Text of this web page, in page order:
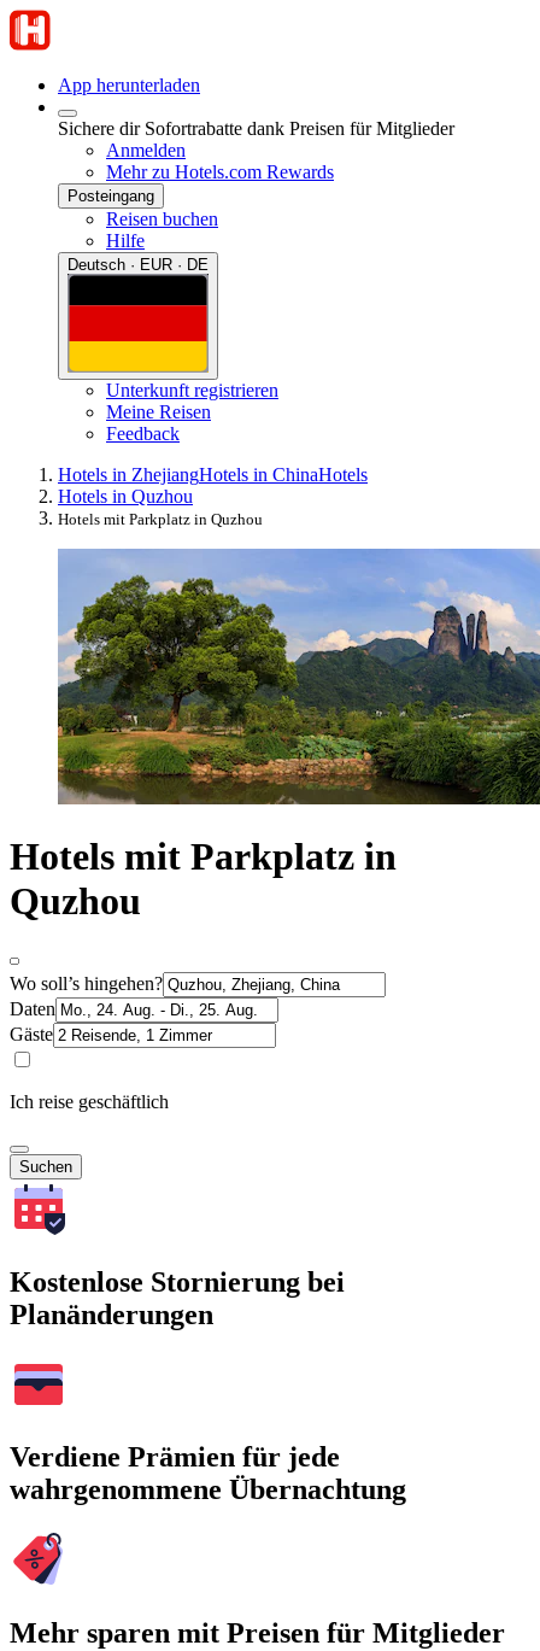
App herunterladen
Sichere dir Sofortrabatte dank Preisen für Mitglieder
Anmelden
Mehr zu Hotels.com Rewards
Posteingang
Reisen buchen
Hilfe
Deutsch · EUR · DE
Unterkunft registrieren
Meine Reisen
Feedback
Hotels in ZhejiangHotels in ChinaHotels
Hotels in Quzhou
Hotels mit Parkplatz in Quzhou
Hotels mit Parkplatz in
Quzhou
Wo soll’s hingehen?
Daten
Gäste
Ich reise geschäftlich
Suchen
Kostenlose Stornierung bei
Planänderungen
Verdiene Prämien für jede
wahrgenommene Übernachtung
Mehr sparen mit Preisen für Mitglieder